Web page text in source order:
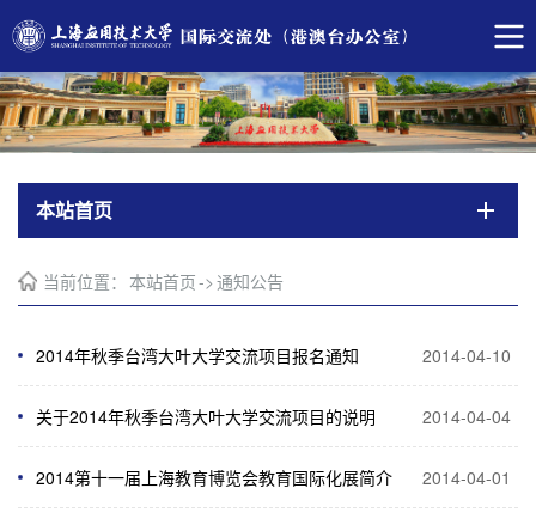
本站首页
当前位置： 本站首页->通知公告
2014-04-10
2014年秋季台湾大叶大学交流项目报名通知
2014-04-04
关于2014年秋季台湾大叶大学交流项目的说明
2014-04-01
2014第十一届上海教育博览会教育国际化展简介